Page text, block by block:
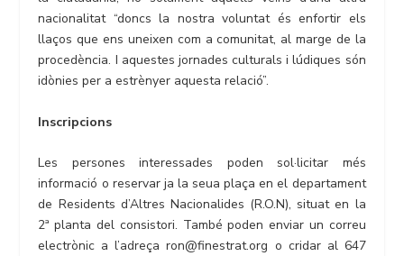
nacionalitat “doncs la nostra voluntat és enfortir els
llaços que ens uneixen com a comunitat, al marge de la
procedència. I aquestes jornades culturals i lúdiques són
idònies per a estrènyer aquesta relació”.
Inscripcions
Les persones interessades poden sol·licitar més
informació o reservar ja la seua plaça en el departament
de Residents d’Altres Nacionalides (R.O.N), situat en la
2ª planta del consistori. També poden enviar un correu
electrònic a l’adreça ron@finestrat.org o cridar al 647